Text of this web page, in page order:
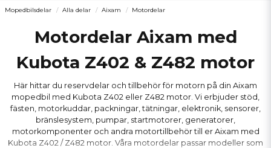
Mopedbilsdelar Alla delar Aixam Motordelar
Motordelar Aixam med
Kubota Z402 & Z482 motor
Här hittar du reservdelar och tillbehör för motorn på din Aixam
mopedbil med Kubota Z402 eller Z482 motor. Vi erbjuder stöd,
fästen, motorkuddar, packningar, tätningar, elektronik, sensorer,
bränslesystem, pumpar, startmotorer, generatorer,
motorkomponenter och andra motortillbehör till er Aixam med
Kubota Z402 / Z482 motor. Våra motordelar passar modeller som